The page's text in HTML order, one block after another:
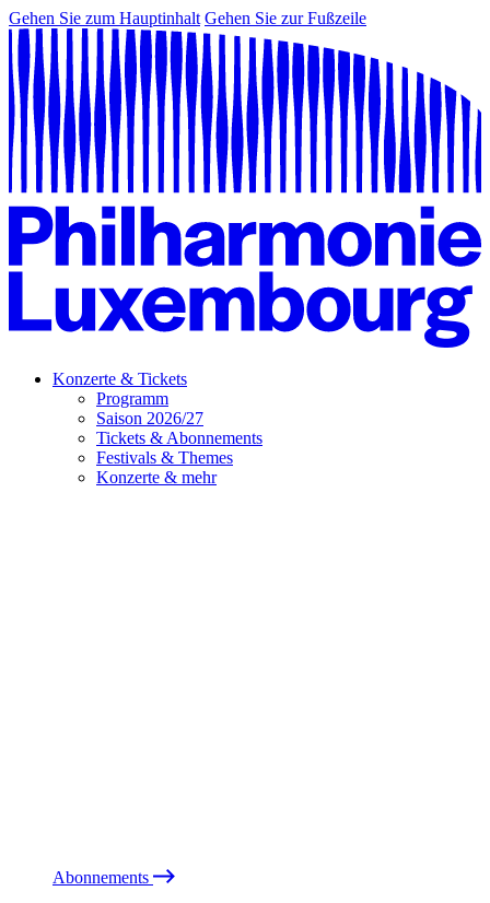
Gehen Sie zum Hauptinhalt Gehen Sie zur Fußzeile
Konzerte & Tickets
Programm
Saison 2026/27
Tickets & Abonnements
Festivals & Themes
Konzerte & mehr
Abonnements